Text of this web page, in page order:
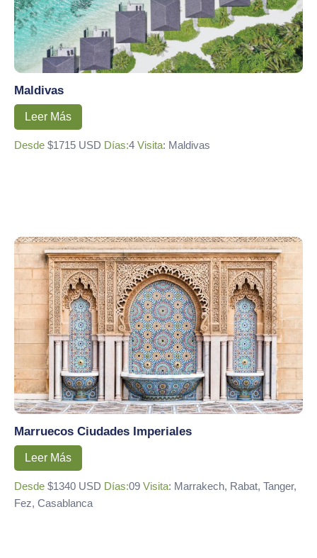
Maldivas
Leer Más
Desde $1715 USD Días:4 Visita: Maldivas
Marruecos Ciudades Imperiales
Leer Más
Desde $1340 USD Días:09 Visita: Marrakech, Rabat, Tanger,
Fez, Casablanca